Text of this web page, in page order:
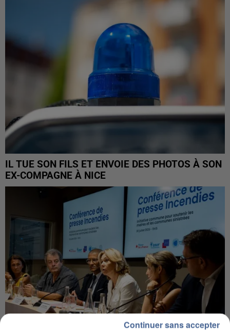
IL TUE SON FILS ET ENVOIE DES PHOTOS À SON
EX-COMPAGNE À NICE
Continuer sans accepter